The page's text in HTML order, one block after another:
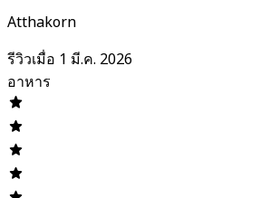
Atthakorn
รีวิวเมื่อ 1 มี.ค. 2026
อาหาร